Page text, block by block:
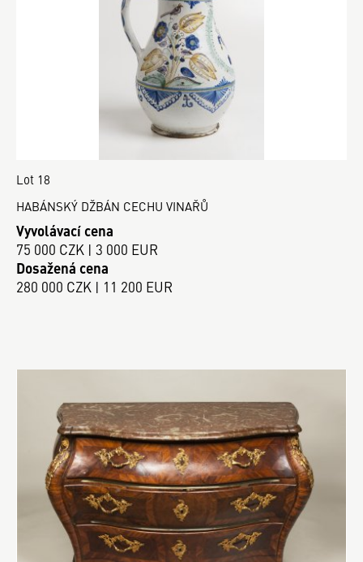
Lot 18
HABÁNSKÝ DŽBÁN CECHU VINAŘŮ
Vyvolávací cena
75 000 CZK | 3 000 EUR
Dosažená cena
280 000 CZK | 11 200 EUR